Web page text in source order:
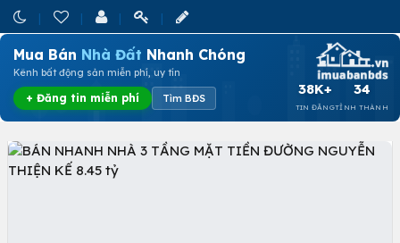
Mua Bán Nhà Đất Nhanh Chóng
Kênh bất động sản miễn phí, uy tín
+ Đăng tin miễn phí Tìm BĐS
38K+
TIN ĐĂNG
34
TỈNH THÀNH